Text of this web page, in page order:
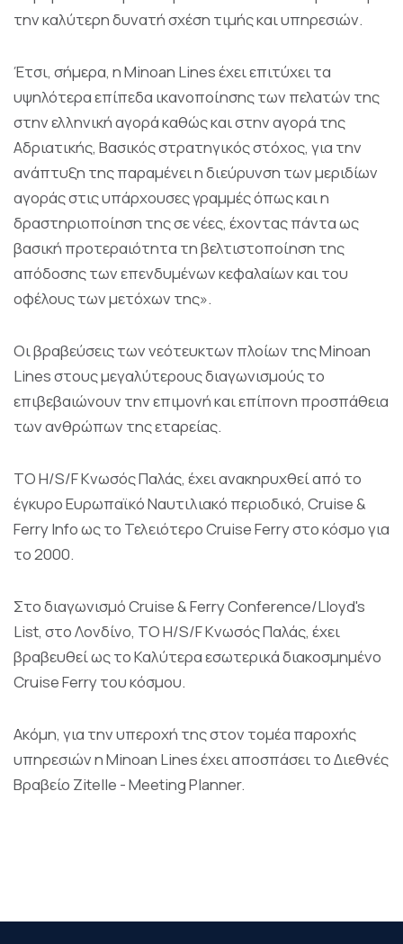
την καλύτερη δυνατή σχέση τιμής και υπηρεσιών.
Έτσι, σήμερα, η Minoan Lines έχει επιτύχει τα
υψηλότερα επίπεδα ικανοποίησης των πελατών της
στην ελληνική αγορά καθώς και στην αγορά της
Αδριατικής, Βασικός στρατηγικός στόχος, για την
ανάπτυξη της παραμένει η διεύρυνση των μεριδίων
αγοράς στις υπάρχουσες γραμμές όπως και η
δραστηριοποίηση της σε νέες, έχοντας πάντα ως
βασική προτεραιότητα τη βελτιστοποίηση της
απόδοσης των επενδυμένων κεφαλαίων και του
οφέλους των μετόχων της».
Οι βραβεύσεις των νεότευκτων πλοίων της Minoan
Lines στους μεγαλύτερους διαγωνισμούς το
επιβεβαιώνουν την επιμονή και επίπονη προσπάθεια
των ανθρώπων της εταρείας.
ΤΟ H/S/F Κνωσός Παλάς, έχει ανακηρυχθεί από το
έγκυρο Ευρωπαϊκό Ναυτιλιακό περιοδικό, Cruise &
Ferry Info ως το Τελειότερο Cruise Ferry στο κόσμο για
το 2000.
Στο διαγωνισμό Cruise & Ferry Conference/Lloyd's
List, στο Λονδίνο, ΤΟ H/S/F Κνωσός Παλάς, έχει
βραβευθεί ως το Καλύτερα εσωτερικά διακοσμημένο
Cruise Ferry του κόσμου.
Ακόμη, για την υπεροχή της στον τομέα παροχής
υπηρεσιών η Minoan Lines έχει αποσπάσει το Διεθνές
Βραβείο Ζitelle - Meeting Planner.